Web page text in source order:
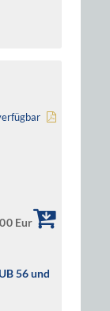
Eur
56 und